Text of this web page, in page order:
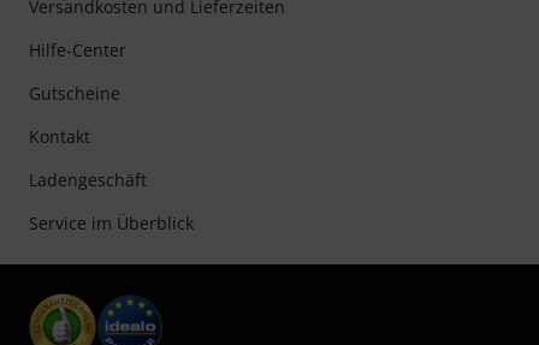
Versandkosten und Lieferzeiten
Hilfe-Center
Gutscheine
Kontakt
Ladengeschäft
Service im Überblick